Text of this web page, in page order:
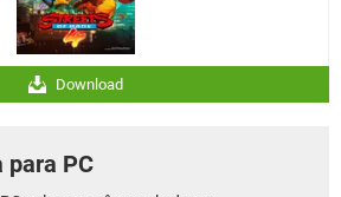
Download
para PC